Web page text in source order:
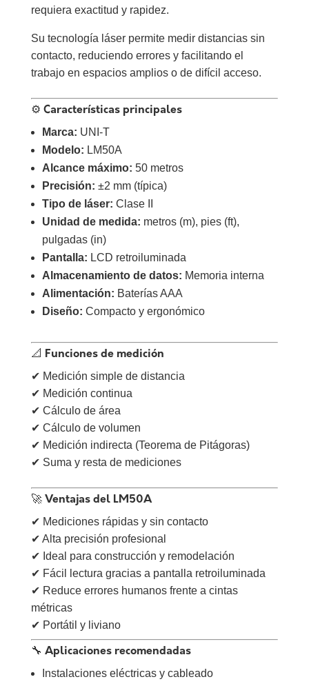
requiera exactitud y rapidez.
Su tecnología láser permite medir distancias sin
contacto, reduciendo errores y facilitando el
trabajo en espacios amplios o de difícil acceso.
⚙️ Características principales
Marca: UNI-T
Modelo: LM50A
Alcance máximo: 50 metros
Precisión: ±2 mm (típica)
Tipo de láser: Clase II
Unidad de medida: metros (m), pies (ft),
pulgadas (in)
Pantalla: LCD retroiluminada
Almacenamiento de datos: Memoria interna
Alimentación: Baterías AAA
Diseño: Compacto y ergonómico
📐 Funciones de medición
✔ Medición simple de distancia
✔ Medición continua
✔ Cálculo de área
✔ Cálculo de volumen
✔ Medición indirecta (Teorema de Pitágoras)
✔ Suma y resta de mediciones
🚀 Ventajas del LM50A
✔ Mediciones rápidas y sin contacto
✔ Alta precisión profesional
✔ Ideal para construcción y remodelación
✔ Fácil lectura gracias a pantalla retroiluminada
✔ Reduce errores humanos frente a cintas
métricas
✔ Portátil y liviano
🔧 Aplicaciones recomendadas
Instalaciones eléctricas y cableado